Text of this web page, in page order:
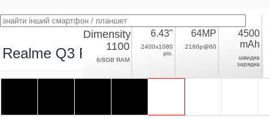
Realme Q3 Pro 5G
Dimensity
1100
6/8GB RAM
6.43"
2400x1080
pix.
64MP
2160p@60
4500
mAh
швидка
зарядка